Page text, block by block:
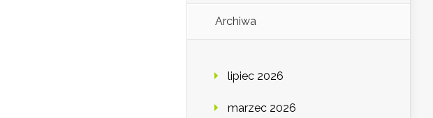
Archiwa
lipiec 2026
marzec 2026